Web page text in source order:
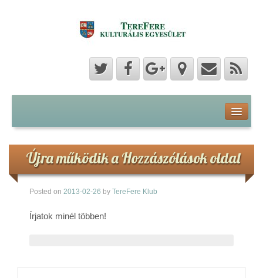
Hozzászólások
Hírek
Képek
Újra működik a Hozzászólások oldal
Posted on 2013-02-26 by TereFere Klub
Írjatok minél többen!